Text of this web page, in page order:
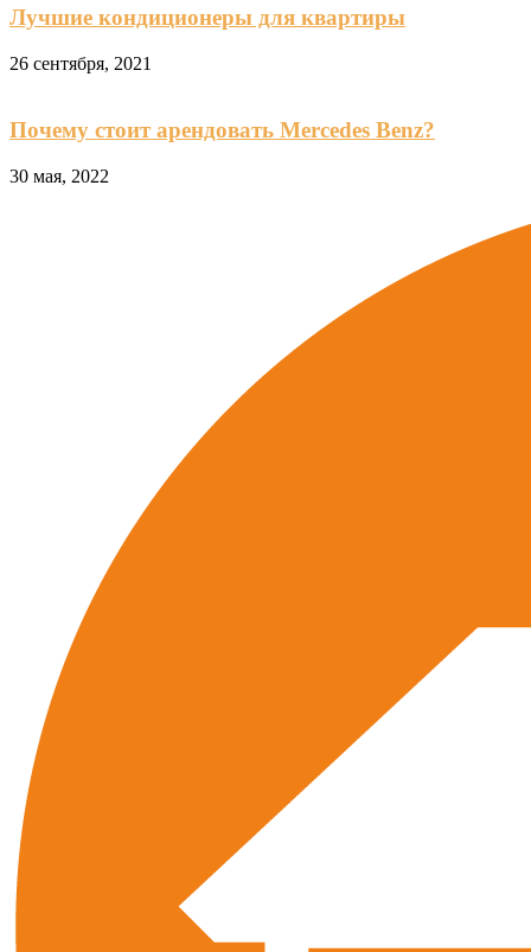
Лучшие кондиционеры для квартиры
26 сентября, 2021
Почему стоит арендовать Mercedes Benz?
30 мая, 2022